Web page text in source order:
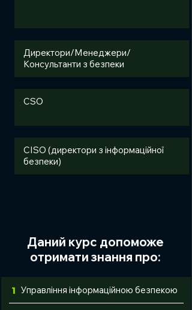
Директори/Менеджери/
Консультанти з безпеки
CSO
CISO (директори з інформаційної
безпеки)
Даний курс допоможе
отримати знання про:
1 Управління інформаційною безпекою